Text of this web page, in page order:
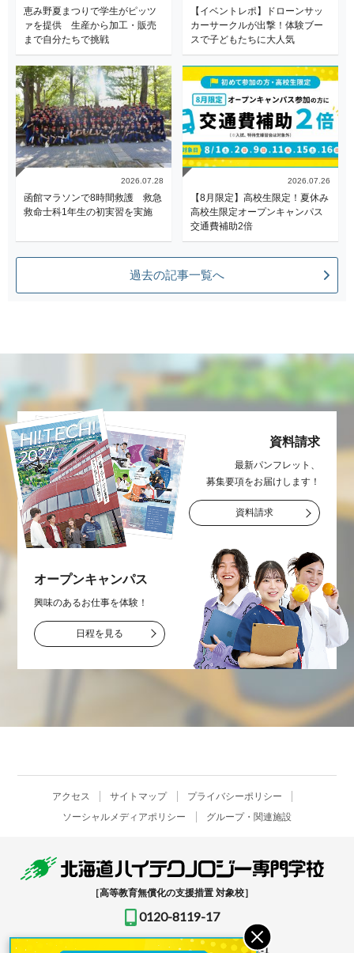
恵み野夏まつりで学生がピッツ
ァを提供 生産から加工・販売
まで自分たちで挑戦
【イベントレポ】ドローンサッ
カーサークルが出撃！体験ブー
スで子どもたちに大人気
2026.07.28
函館マラソンで8時間救護 救急
救命士科1年生の初実習を実施
2026.07.26
【8月限定】高校生限定！夏休み
高校生限定オープンキャンパス
交通費補助2倍
過去の記事一覧へ
資料請求
最新パンフレット、
募集要項をお届け します！
資料請求
オープンキャンパス
興味のあるお仕事を体験！
日程を見る
アクセス サイトマップ
プライバシーポリシー
ソーシャルメディアポリシー
グループ・関連施設
［高等教育無償化の支援措置 対象校］
0120-8119-17
〒061-1396北海道恵庭市恵み野北2-12-1